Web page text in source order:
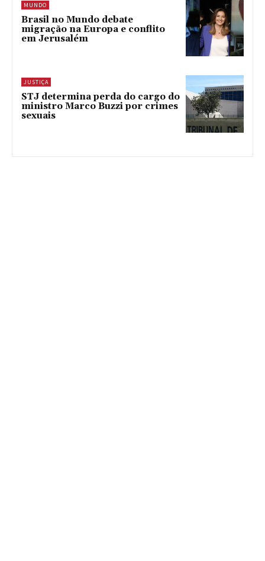
MUNDO
Brasil no Mundo debate
migração na Europa e conflito
em Jerusalém
JUSTIÇA
STJ determina perda do cargo do
ministro Marco Buzzi por crimes
sexuais